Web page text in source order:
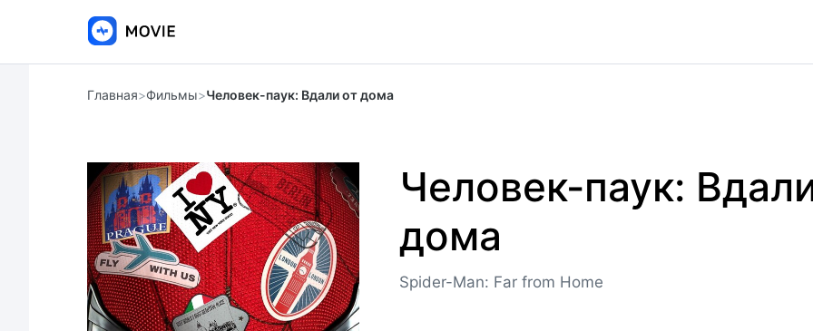
Главная>Фильмы>Человек-паук: Вдали от дома
Человек-паук:
дома
Spider-Man: Far from Home